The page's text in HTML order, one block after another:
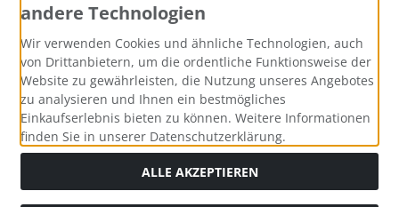
Zahlungsmethoden
Social Media
andere Technologien
Wir verwenden Cookies und ähnliche Technologien, auch
von Drittanbietern, um die ordentliche Funktionsweise der
Website zu gewährleisten, die Nutzung unseres Angebotes
zu analysieren und Ihnen ein bestmögliches
Einkaufserlebnis bieten zu können. Weitere Informationen
finden Sie in unserer Datenschutzerklärung.
ALLE AKZEPTIEREN